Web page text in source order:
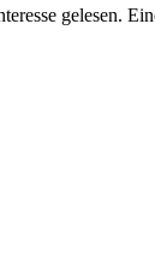
gelesen.